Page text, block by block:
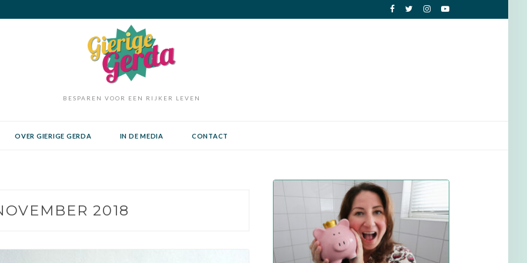
BESPAREN VOOR EEN RIJKER LEVEN
OVER GIERIGE GERDA IN DE MEDIA CONTACT
2018